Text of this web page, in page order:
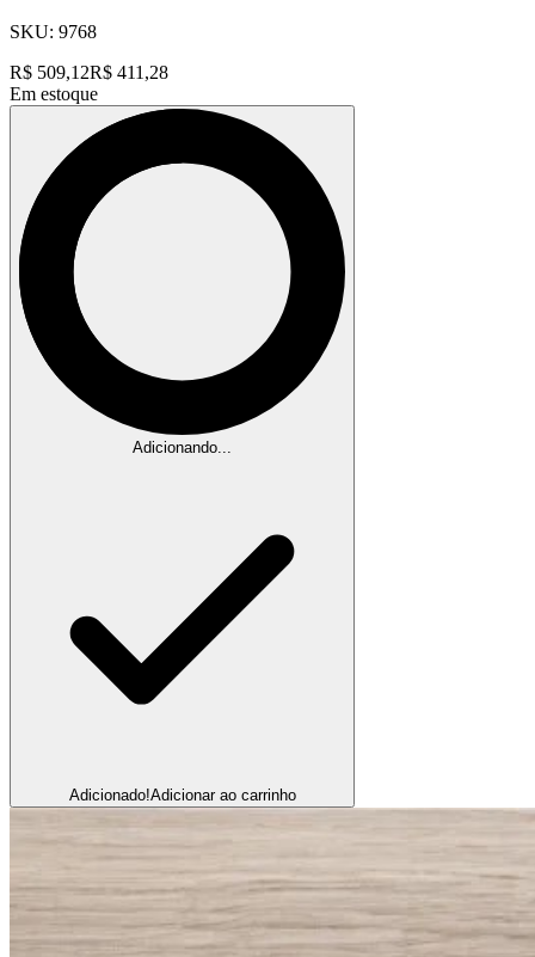
SKU: 9768
R$ 509,12R$ 411,28
Em estoque
Adicionando...
Adicionado!Adicionar ao carrinho